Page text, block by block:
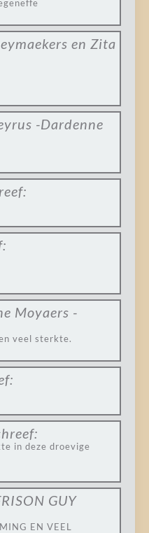
en Zita
-Dardenne
Moyaers -
veel sterkte.
in deze droevige
GUY
EN VEEL